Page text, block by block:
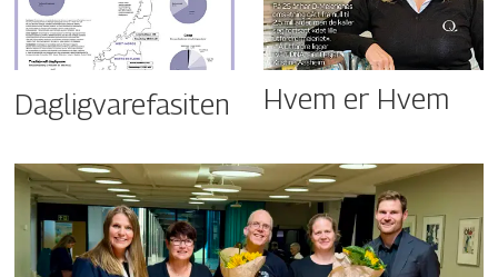
Dagligvarefasiten Hvem er Hvem